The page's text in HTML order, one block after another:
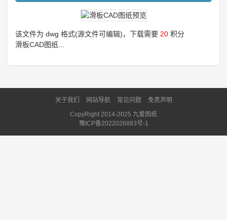
该文件为 dwg 格式(源文件可编辑)，下载需要 20 积分
滑板CAD图纸...
关于我们 网站导航 常见问题
免责声明
CopyRight 2014-2025 九爱图纸
豫ICP备2022026883号-1